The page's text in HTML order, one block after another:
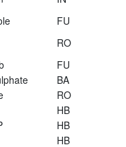
FU
RO
FU
BA
RO
HB
HB
HB